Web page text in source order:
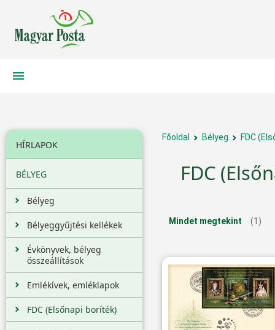
HÍRLAPOK
BÉLYEG
Bélyeg
Bélyeggyűjtési kellékek
Évkönyvek, bélyeg
összeállítások
Emlékívek, emléklapok
FDC (Elsőnapi boríték)
Főoldal Bélyeg FDC
FDC
Mindet megtekint (1)